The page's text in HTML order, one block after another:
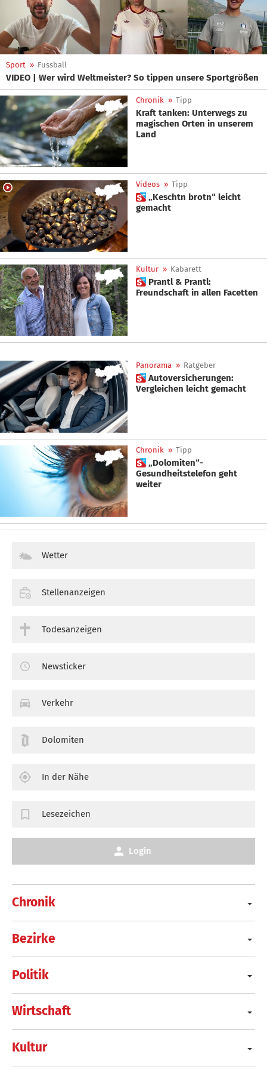
Sport » Fussball
VIDEO | Wer wird Weltmeister? So tippen unsere Sportgrößen
Chronik » Tipp
Kraft tanken: Unterwegs zu
magischen Orten in unserem
Land
Videos » Tipp
 „Keschtn brotn“ leicht
gemacht
Kultur » Kabarett
 Prantl & Prantl:
Freundschaft in allen Facetten
Panorama » Ratgeber
 Autoversicherungen:
Vergleichen leicht gemacht
Chronik » Tipp
 „Dolomiten“-
Gesundheitstelefon geht
weiter
Chronik
Bezirke
Politik
Wirtschaft
Kultur
Wetter
Stellenanzeigen
Todesanzeigen
Newsticker
Verkehr
Dolomiten
In der Nähe
Lesezeichen
Login